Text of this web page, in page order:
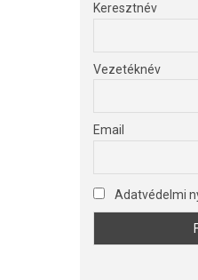
Keresztnév
Vezetéknév
Email
Adatvédelmi